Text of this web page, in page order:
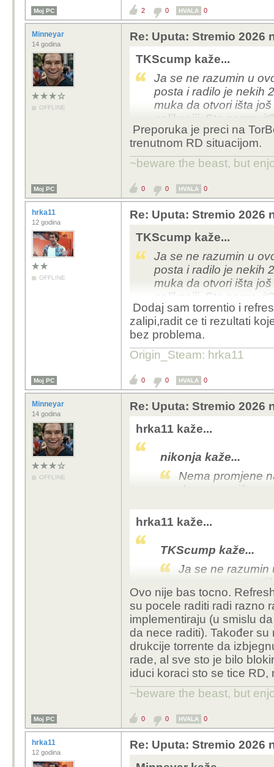
Moj PC 2 0 HVALA 0
Minneyar
14 godina
OFFLINE
Re: Uputa: Stremio 2026
TKScump kaže...
Ja se ne razumin u
posta i radilo je nekih
muka da otvori išta
aplikaciji. Sta
san ja mislija to
Preporuka je preci na
trenutnom RD situacijom.
~beware the beast, but
Moj PC 0 0 HVALA 0
hrka11
12 godina
OFFLINE
Re: Uputa: Stremio 2026
TKScump kaže...
Ja se ne razumin u
posta i radilo je nekih
muka da otvori išta
aplikaciji. Sta
san ja mislija to
Dodaj sam torrentio i
zalipi,radit ce ti rezultati
bez problema.
Origin_Steam: hrka11
Moj PC 0 0 HVALA 0
Minneyar
14 godina
OFFLINE
Re: Uputa: Stremio 2026
hrka11 kaže...
nikonja kaže...
Nema promjene
dana.... a ništa
Samo refreshaj api
ces rezultate koji
hrka11 kaže...
TKScump kaže...
Ja se ne razumin
prvog posta i
totalni kaos,
stremio lite
čačkat po
i ne palit pc
Dodaj sam torrentio i
ponovo zalipi,radit ce
napravio i gledam sve
Ovo nije bas tocno.
su pocele raditi radi razno
implementiraju (u smislu
da nece raditi). Također
drukcije torrente da
rade, al sve sto je bilo
iduci koraci sto se tice
~beware the beast, but
Moj PC 0 0 HVALA 0
hrka11
12 godina
Re: Uputa: Stremio 2026